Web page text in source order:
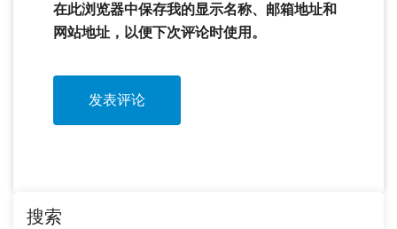
在此浏览器中保存我的显示名称、邮箱地址和
网站地址，以便下次评论时使用。
搜索